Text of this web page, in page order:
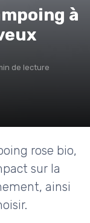
à
de lecture
rose bio,
sur la
ainsi